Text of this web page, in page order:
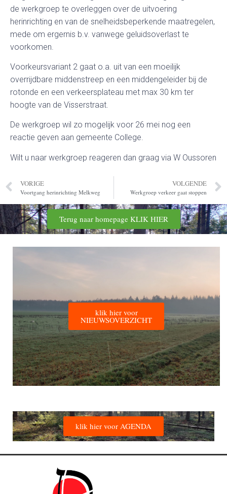
de werkgroep te overleggen over de uitvoering
herinrichting en van de snelheidsbeperkende maatregelen,
mede om ergernis b.v. vanwege geluidsoverlast te
voorkomen.
Voorkeursvariant 2 gaat o.a. uit van een moeilijk
overrijdbare middenstreep en een middengeleider bij de
rotonde en een verkeersplateau met max 30 km ter
hoogte van de Visserstraat.
De werkgroep wil zo mogelijk voor 26 mei nog een
reactie geven aan gemeente College.
Wilt u naar werkgroep reageren dan graag via W Oussoren
VORIGE
Voortgang herinrichting Melkweg
VOLGENDE
Werkgroep verkeer gaat stoppen
Terug naar homepage KLIK HIER
klik hier voor
NIEUWSOVERZICHT
klik hier voor AGENDA